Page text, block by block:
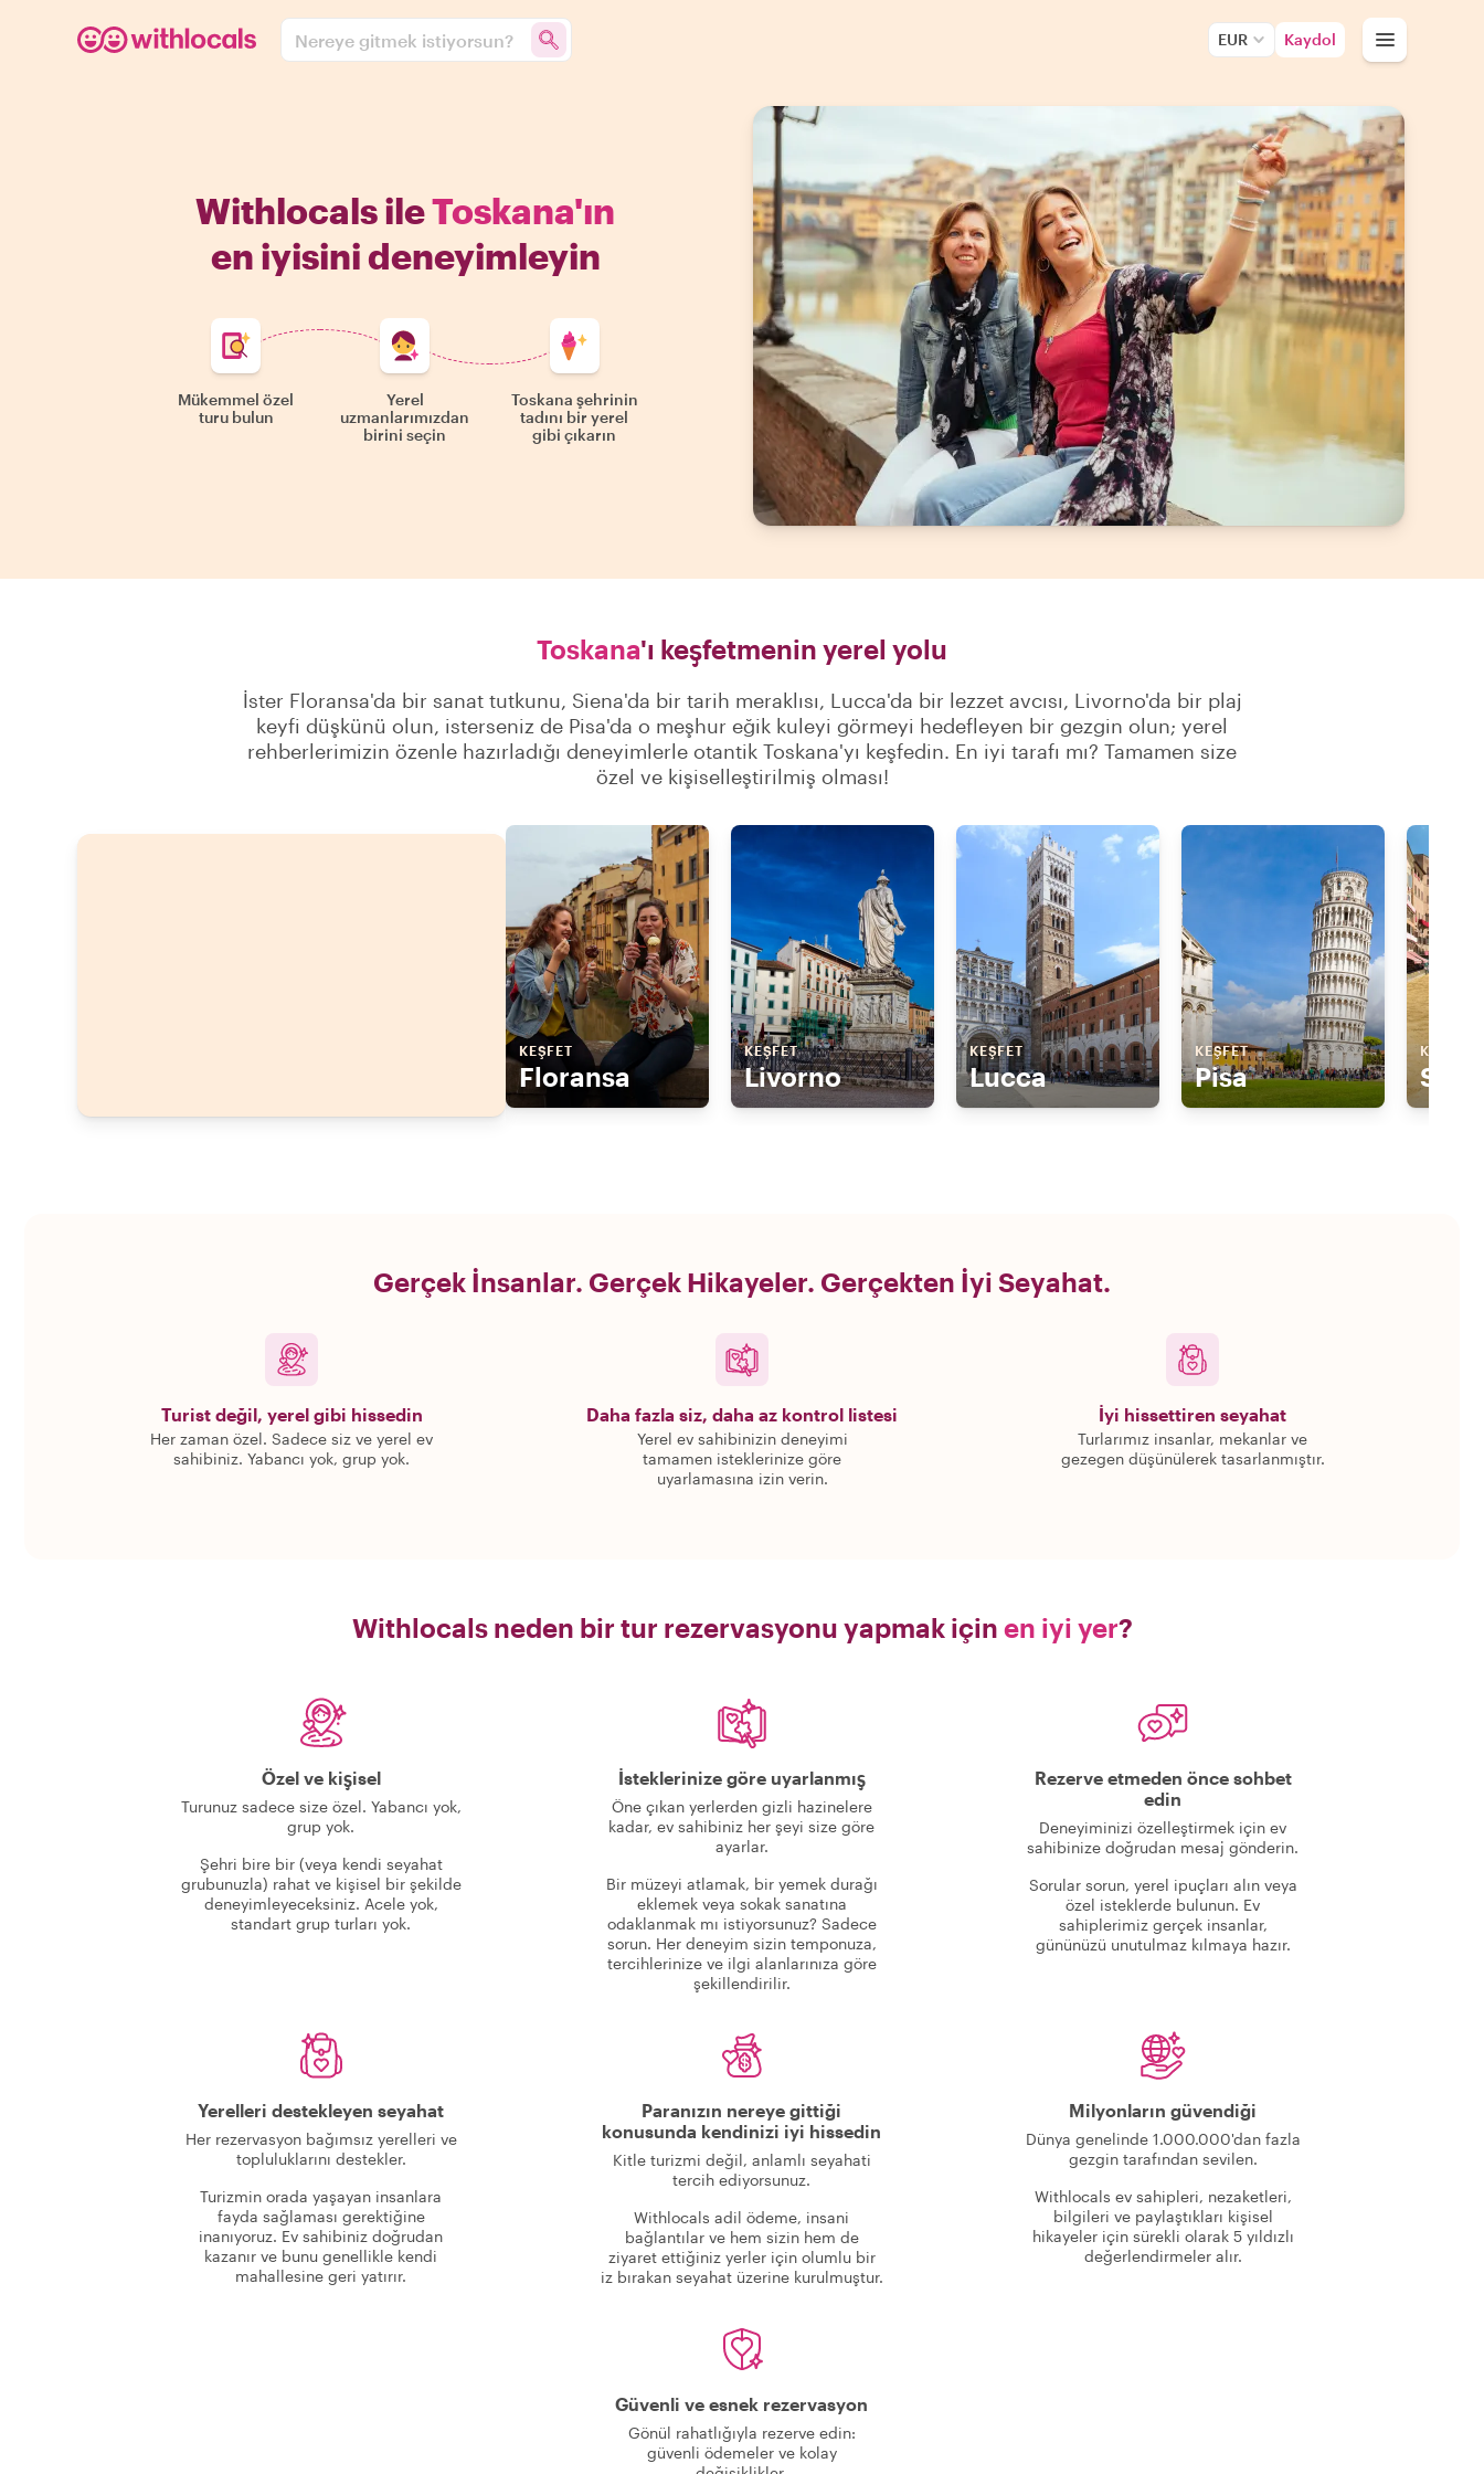
Nereye gitmek istiyorsun? EUR Kaydol
Withlocals ileToskana'ın
en iyisini deneyimleyin
Mükemmel özel
turu bulun
Yerel
uzmanlarımızdan
birini seçin
Toskana şehrinin
tadını bir yerel
gibi çıkarın
Toskana'ı keşfetmenin yerel yolu
İster Floransa'da bir sanat tutkunu, Siena'da bir tarih meraklısı, Lucca'da bir lezzet avcısı, Livorno'da bir plaj
keyfi düşkünü olun, isterseniz de Pisa'da o meşhur eğik kuleyi görmeyi hedefleyen bir gezgin olun; yerel
rehberlerimizin özenle hazırladığı deneyimlerle otantik Toskana'yı keşfedin. En iyi tarafı mı? Tamamen size
özel ve kişiselleştirilmiş olması!
KEŞFET
Floransa
KEŞFET
Livorno
KEŞFET
Lucca
KEŞFET
Pisa
KEŞFET
Gerçek İnsanlar. Gerçek Hikayeler. Gerçekten İyi Seyahat.
Turist değil, yerel gibi hissedin
Her zaman özel. Sadece siz ve yerel ev
sahibiniz. Yabancı yok, grup yok.
Daha fazla siz, daha az kontrol listesi
Yerel ev sahibinizin deneyimi
tamamen isteklerinize göre
uyarlamasına izin verin.
İyi hissettiren seyahat
Turlarımız insanlar, mekanlar ve
gezegen düşünülerek tasarlanmıştır.
Withlocals neden bir tur rezervasyonu yapmak için en iyi yer?
Özel ve kişisel
Turunuz sadece size özel. Yabancı yok,
grup yok.
Şehri bire bir (veya kendi seyahat
grubunuzla) rahat ve kişisel bir şekilde
deneyimleyeceksiniz. Acele yok,
standart grup turları yok.
İsteklerinize göre uyarlanmış
Öne çıkan yerlerden gizli hazinelere
kadar, ev sahibiniz her şeyi size göre
ayarlar.
Bir müzeyi atlamak, bir yemek durağı
eklemek veya sokak sanatına
odaklanmak mı istiyorsunuz? Sadece
sorun. Her deneyim sizin temponuza,
tercihlerinize ve ilgi alanlarınıza göre
şekillendirilir.
Rezerve etmeden önce sohbet
edin
Deneyiminizi özelleştirmek için ev
sahibinize doğrudan mesaj gönderin.
Sorular sorun, yerel ipuçları alın veya
özel isteklerde bulunun. Ev
sahiplerimiz gerçek insanlar,
gününüzü unutulmaz kılmaya hazır.
Yerelleri destekleyen seyahat
Her rezervasyon bağımsız yerelleri ve
topluluklarını destekler.
Turizmin orada yaşayan insanlara
fayda sağlaması gerektiğine
inanıyoruz. Ev sahibiniz doğrudan
kazanır ve bunu genellikle kendi
mahallesine geri yatırır.
Paranızın nereye gittiği
konusunda kendinizi iyi hissedin
Kitle turizmi değil, anlamlı seyahati
tercih ediyorsunuz.
Withlocals adil ödeme, insani
bağlantılar ve hem sizin hem de
ziyaret ettiğiniz yerler için olumlu bir
iz bırakan seyahat üzerine kurulmuştur.
Milyonların güvendiği
Dünya genelinde 1.000.000'dan fazla
gezgin tarafından sevilen.
Withlocals ev sahipleri, nezaketleri,
bilgileri ve paylaştıkları kişisel
hikayeler için sürekli olarak 5 yıldızlı
değerlendirmeler alır.
Güvenli ve esnek rezervasyon
Gönül rahatlığıyla rezerve edin:
güvenli ödemeler ve kolay